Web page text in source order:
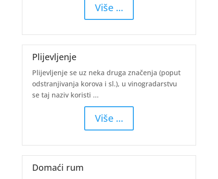
Više ...
Plijevljenje
Plijevljenje se uz neka druga značenja (poput
odstranjivanja korova i sl.), u vinogradarstvu
se taj naziv koristi ...
Više ...
Domaći rum